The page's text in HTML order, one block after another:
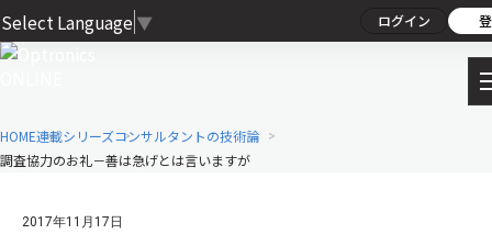
Select Language ▼ ログイン
HOME連載シリーズコンサルタントの技術論
調査協力のお礼－善は急げとは言いますが
2017年11月17日